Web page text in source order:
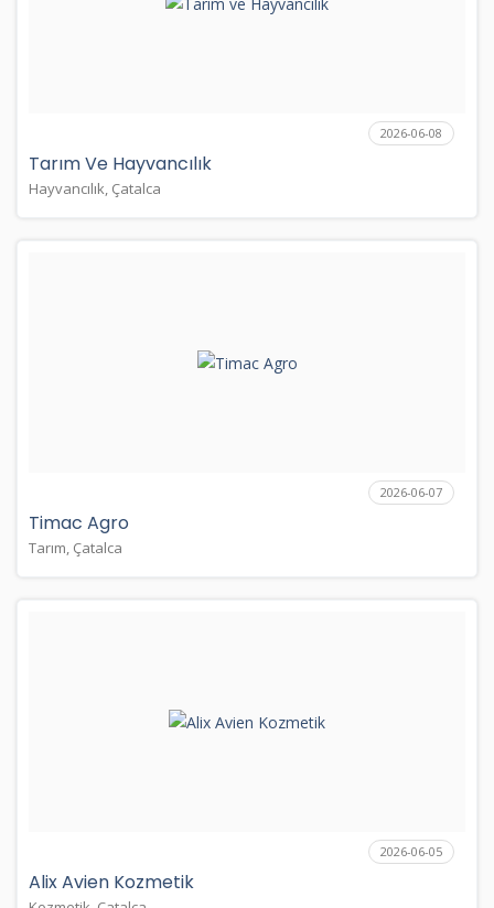
2026-06-08
Tarım Ve Hayvancılık
Hayvancılık, Çatalca
2026-06-07
Timac Agro
Tarım, Çatalca
2026-06-05
Alix Avien Kozmetik